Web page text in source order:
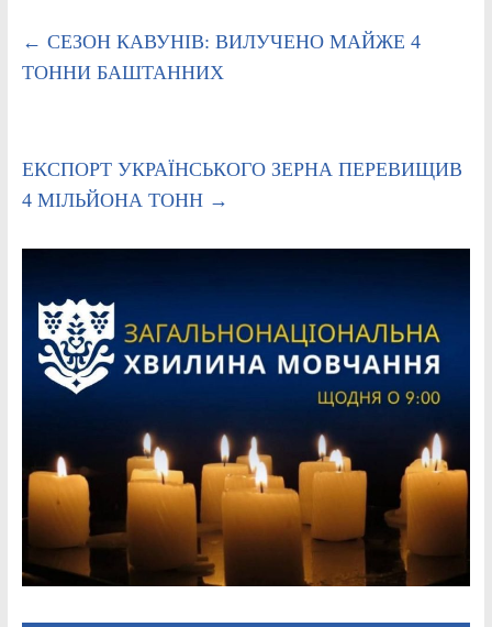
← СЕЗОН КАВУНІВ: ВИЛУЧЕНО МАЙЖЕ 4
ТОННИ БАШТАННИХ
ЕКСПОРТ УКРАЇНСЬКОГО ЗЕРНА ПЕРЕВИЩИВ
4 МІЛЬЙОНА ТОНН →